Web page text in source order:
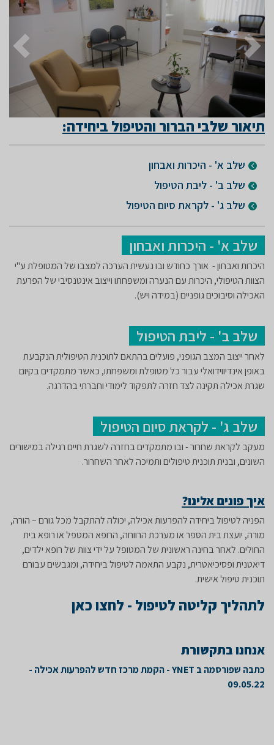
עבור חזור לשקופית קודמת
תיאור שלבי הברור והטיפול ביחידה:
שלב א' - היכרות ואבחון
שלב ב' - ליבת הטיפול
שלב ג' - לקראת סיום הטיפול
שלב א' - היכרות ואבחון
היכרות ואבחון - אורך כחודש ובו נעשית הערכה למצבו של המטופלת ע"י
הצוות הטיפולי, היכרות עם הנערה ומשפחתו וייצוב אינטנסיבי של הפרעת
האכילה וסיבוכים גופניים (במידה ויש).
שלב ב' - ליבת הטיפול
לאחר ייצוב המצב הגופני, פועלים בהתאם לתוכנית הטיפולית הנקבעת
באופן אינדיווידואלי עבור כל מטופלת ומשפחתו, כאשר מתמקדים בקיום
שגרת אכילה תקינה לצד חזרה לתפקוד לימודי וחברתי בהדרגה.
שלב ג' - לקראת סיום הטיפול
מעקב לקראת שחרור - ובו מתמקדים בחזרה לשגרת חיים רגילה במישורים
השונים, ובנית תוכנית טיפולים ותמיכה לאחר השחרור.
איך פונים אלינו?
הפניה לטיפול ביחידה להפרעות אכילה, יכולה להתקבל מכל גורם – הורה,
מורה, יועצת בית הספר או מערכת הרווחה, הרופא המטפל או רופא בית
החולים. לאחר בחינה ראשונית של המטופל על ידי צוות של רופא ילדים,
דיאטנית ופסיכיאטרית, נקבע התאמה לטיפול ביחידה, ומגבשים עבורם
תוכנית טיפול אישית.​
לתהליך קליטה לטיפול - לחצו כאן
אנחנו בתקשורת
כתבה שפורסמה ב YNET - הקמת מרכז חדש להפרעות אכילה -
09.05.22